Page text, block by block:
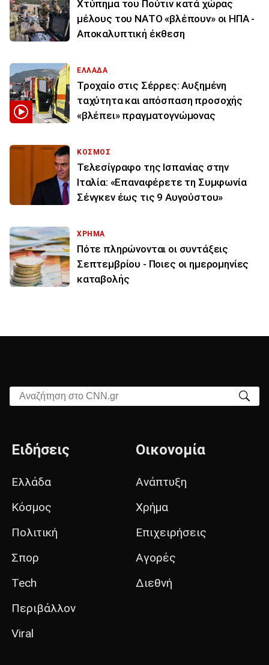
Χτύπημα του Πούτιν κατά χώρας
μέλους του ΝΑΤΟ «βλέπουν» οι ΗΠΑ -
Αποκαλυπτική έκθεση
ΕΛΛΑΔΑ
Τροχαίο στις Σέρρες: Αυξημένη
ταχύτητα και απόσπαση προσοχής
«βλέπει» πραγματογνώμονας
ΚΟΣΜΟΣ
Τελεσίγραφο της Ισπανίας στην
Ιταλία: «Επαναφέρετε τη Συμφωνία
Σένγκεν έως τις 9 Αυγούστου»
ΧΡΗΜΑ
Πότε πληρώνονται οι συντάξεις
Σεπτεμβρίου - Ποιες οι ημερομηνίες
καταβολής
Αναζήτηση στο CNN.gr
Ειδήσεις
Ελλάδα
Κόσμος
Πολιτική
Σπορ
Tech
Περιβάλλον
Viral
Οικονομία
Ανάπτυξη
Χρήμα
Επιχειρήσεις
Αγορές
Διεθνή